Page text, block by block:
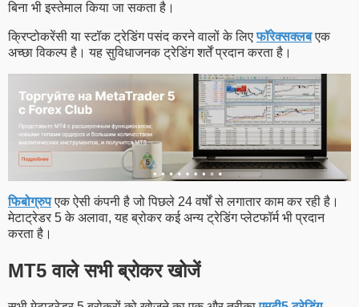
बिना भी इस्तेमाल किया जा सकता है।
क्रिप्टोकरेंसी या स्टॉक ट्रेडिंग पसंद करने वालों के लिएफॉरेक्सक्लबएक
अच्छा विकल्प है। यह सुविधाजनक ट्रेडिंग शर्तें प्रदान करता है।
फिबोग्रुपएक ऐसी कंपनी है जो पिछले 24 वर्षों से लगातार काम कर रही है।
मेटाट्रेडर 5 के अलावा, यह ब्रोकर कई अन्य ट्रेडिंग प्लेटफॉर्म भी प्रदान
करता है।
MT5 वाले सभी ब्रोकर खोजें